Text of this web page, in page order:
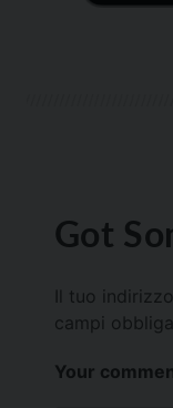
Got
Il tuo
campi
Your